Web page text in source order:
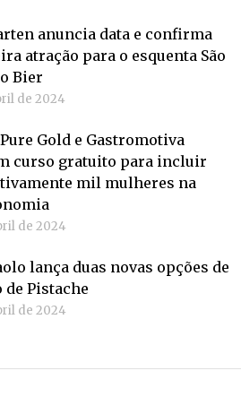
anuncia data e confirma
atração para o esquenta São
Bier
de 2024
Gold e Gastromotiva
curso gratuito para incluir
mil mulheres na
de 2024
lança duas novas opções de
de Pistache
de 2024